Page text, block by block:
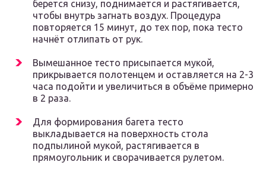
берется снизу, поднимается и растягивается,
чтобы внутрь загнать воздух. Процедура
повторяется 15 минут, до тех пор, пока тесто
начнёт отлипать от рук.
Вымешанное тесто присыпается мукой,
прикрывается полотенцем и оставляется на 2-3
часа подойти и увеличиться в объёме примерно
в 2 раза.
Для формирования багета тесто
выкладывается на поверхность стола
подпылиной мукой, растягивается в
прямоугольник и сворачивается рулетом.